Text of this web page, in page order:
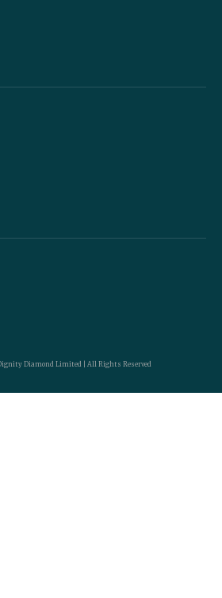
Diamond Limited | All Rights Reserved